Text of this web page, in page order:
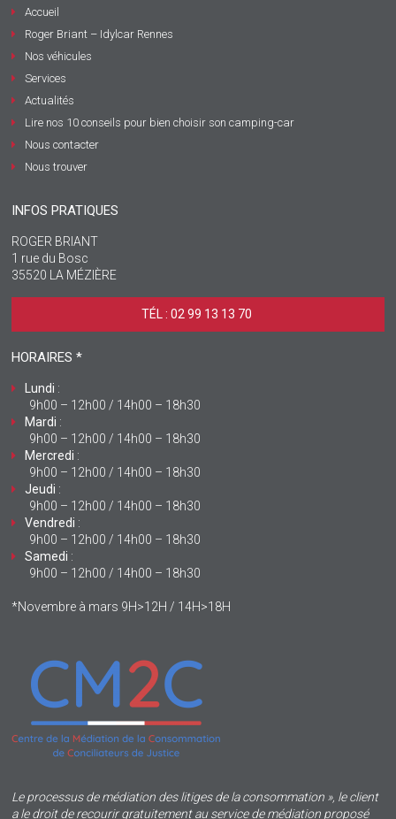
Accueil
Roger Briant – Idylcar Rennes
Nos véhicules
Services
Actualités
Lire nos 10 conseils pour bien choisir son camping-car
Nous contacter
Nous trouver
INFOS PRATIQUES
ROGER BRIANT
1 rue du Bosc
35520 LA MÉZIÈRE
TÉL : 02 99 13 13 70 ‎
HORAIRES *
Lundi :
9h00 – 12h00 / 14h00 – 18h30
Mardi :
9h00 – 12h00 / 14h00 – 18h30
Mercredi :
9h00 – 12h00 / 14h00 – 18h30
Jeudi :
9h00 – 12h00 / 14h00 – 18h30
Vendredi :
9h00 – 12h00 / 14h00 – 18h30
Samedi :
9h00 – 12h00 / 14h00 – 18h30
*Novembre à mars 9H>12H / 14H>18H
Le processus de médiation des litiges de la consommation », le client
a le droit de recourir gratuitement au service de médiation proposé